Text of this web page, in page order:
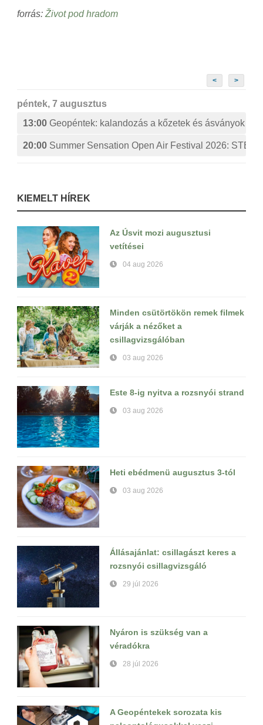
forrás: Život pod hradom
< >
péntek, 7 augusztus
13:00 Geopéntek: kalandozás a kőzetek és ásványok
20:00 Summer Sensation Open Air Festival 2026:
KIEMELT HÍREK
Az Úsvit mozi augusztusi
vetítései
04 aug 2026
Minden csütörtökön remek filmek
várják a nézőket a
csillagvizsgálóban
03 aug 2026
Este 8-ig nyitva a rozsnyói strand
03 aug 2026
Heti ebédmenü augusztus 3-tól
03 aug 2026
Állásajánlat: csillagászt keres a
rozsnyói csillagvizsgáló
29 júl 2026
Nyáron is szükség van a
véradókra
28 júl 2026
A Geopéntekek sorozata kis